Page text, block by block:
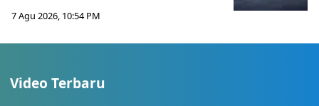
7 Agu 2026, 10:54 PM
Video Terbaru